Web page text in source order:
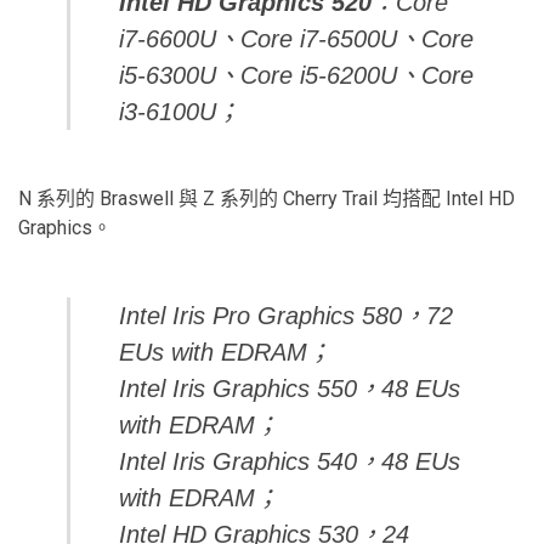
i7-6600U、Core i7-6500U、Core
i5-6300U、Core i5-6200U、Core
i3-6100U；
N 系列的 Braswell 與 Z 系列的 Cherry Trail 均搭配 Intel HD
Graphics。
Intel Iris Pro Graphics 580，72
EUs with EDRAM；
Intel Iris Graphics 550，48 EUs
with EDRAM；
Intel Iris Graphics 540，48 EUs
with EDRAM；
Intel HD Graphics 530，24